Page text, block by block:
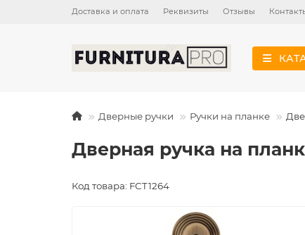
Доставка и оплата Реквизиты Отзывы
Дверные ручки Ручки на планке
Дверная ручка на
Код товара: FCT1264